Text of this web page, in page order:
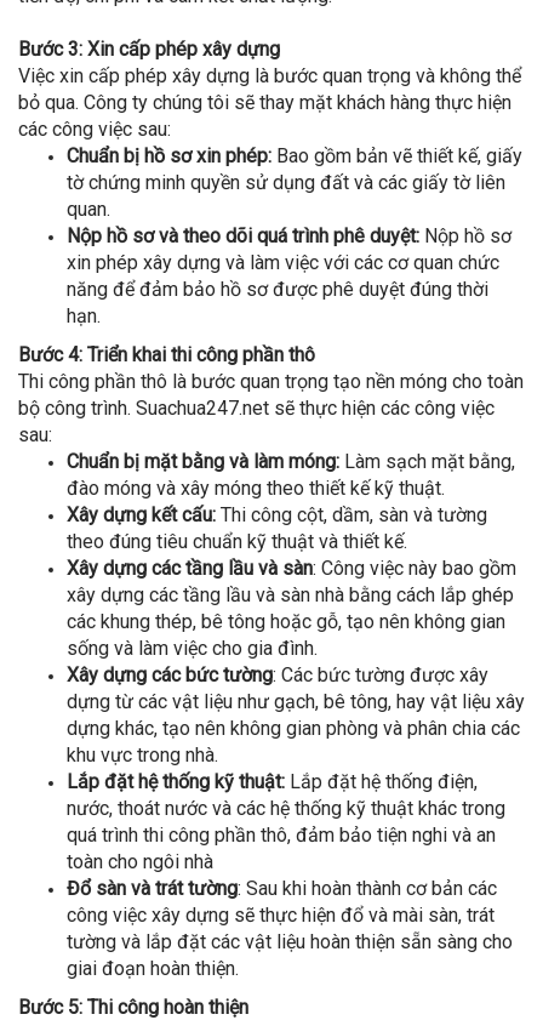
Bước 3: Xin cấp phép xây dựng
Việc xin cấp phép xây dựng là bước quan trọng và không thể
bỏ qua. Công ty chúng tôi sẽ thay mặt khách hàng thực hiện
các công việc sau:
Chuẩn bị hồ sơ xin phép: Bao gồm bản vẽ thiết kế, giấy
tờ chứng minh quyền sử dụng đất và các giấy tờ liên
quan.
Nộp hồ sơ và theo dõi quá trình phê duyệt: Nộp hồ sơ
xin phép xây dựng và làm việc với các cơ quan chức
năng để đảm bảo hồ sơ được phê duyệt đúng thời
hạn.
Bước 4: Triển khai thi công phần thô
Thi công phần thô là bước quan trọng tạo nền móng cho toàn
bộ công trình. Suachua247.net sẽ thực hiện các công việc
sau:
Chuẩn bị mặt bằng và làm móng: Làm sạch mặt bằng,
đào móng và xây móng theo thiết kế kỹ thuật.
Xây dựng kết cấu: Thi công cột, dầm, sàn và tường
theo đúng tiêu chuẩn kỹ thuật và thiết kế.
Xây dựng các tầng lầu và sàn: Công việc này bao gồm
xây dựng các tầng lầu và sàn nhà bằng cách lắp ghép
các khung thép, bê tông hoặc gỗ, tạo nên không gian
sống và làm việc cho gia đình.
Xây dựng các bức tường: Các bức tường được xây
dựng từ các vật liệu như gạch, bê tông, hay vật liệu xây
dựng khác, tạo nên không gian phòng và phân chia các
khu vực trong nhà.
Lắp đặt hệ thống kỹ thuật: Lắp đặt hệ thống điện,
nước, thoát nước và các hệ thống kỹ thuật khác trong
quá trình thi công phần thô, đảm bảo tiện nghi và an
toàn cho ngôi nhà
Đổ sàn và trát tường: Sau khi hoàn thành cơ bản các
công việc xây dựng sẽ thực hiện đổ và mài sàn, trát
tường và lắp đặt các vật liệu hoàn thiện sẵn sàng cho
giai đoạn hoàn thiện.
Bước 5: Thi công hoàn thiện